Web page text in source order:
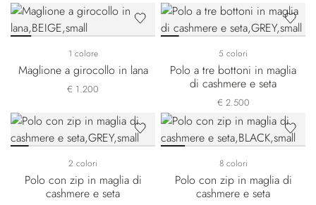
1 colore
Maglione a girocollo in lana
€ 1.200
5 colori
Polo a tre bottoni in maglia
di cashmere e seta
€ 2.500
2 colori
Polo con zip in maglia di
cashmere e seta
8 colori
Polo con zip in maglia di
cashmere e seta